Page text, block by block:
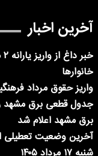
آخرین اخبار
خانوارها
واریز حقوق مرداد
برق مشهد اعلام شد
آخرین وضعیت تعطیلی